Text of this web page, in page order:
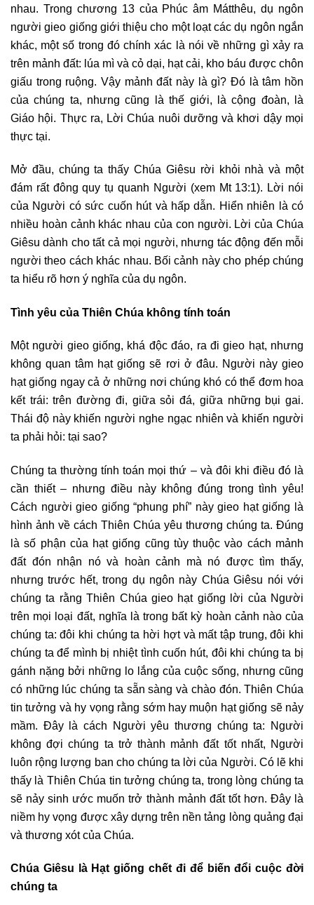
nhau. Trong chương 13 của Phúc âm Mátthêu, dụ ngôn
người gieo giống giới thiệu cho một loạt các dụ ngôn ngắn
khác, một số trong đó chính xác là nói về những gì xảy ra
trên mảnh đất: lúa mì và cỏ dại, hạt cải, kho báu được chôn
giấu trong ruộng. Vậy mảnh đất này là gì? Đó là tâm hồn
của chúng ta, nhưng cũng là thế giới, là cộng đoàn, là
Giáo hội. Thực ra, Lời Chúa nuôi dưỡng và khơi dậy mọi
thực tại.
Mở đầu, chúng ta thấy Chúa Giêsu rời khỏi nhà và một
đám rất đông quy tụ quanh Người (xem Mt 13:1). Lời nói
của Người có sức cuốn hút và hấp dẫn. Hiển nhiên là có
nhiều hoàn cảnh khác nhau của con người. Lời của Chúa
Giêsu dành cho tất cả mọi người, nhưng tác động đến mỗi
người theo cách khác nhau. Bối cảnh này cho phép chúng
ta hiểu rõ hơn ý nghĩa của dụ ngôn.
Tình yêu của Thiên Chúa không tính toán
Một người gieo giống, khá độc đáo, ra đi gieo hạt, nhưng
không quan tâm hạt giống sẽ rơi ở đâu. Người này gieo
hạt giống ngay cả ở những nơi chúng khó có thể đơm hoa
kết trái: trên đường đi, giữa sỏi đá, giữa những bụi gai.
Thái độ này khiến người nghe ngạc nhiên và khiến người
ta phải hỏi: tại sao?
Chúng ta thường tính toán mọi thứ – và đôi khi điều đó là
cần thiết – nhưng điều này không đúng trong tình yêu!
Cách người gieo giống “phung phí” này gieo hạt giống là
hình ảnh về cách Thiên Chúa yêu thương chúng ta. Đúng
là số phận của hạt giống cũng tùy thuộc vào cách mảnh
đất đón nhận nó và hoàn cảnh mà nó được tìm thấy,
nhưng trước hết, trong dụ ngôn này Chúa Giêsu nói với
chúng ta rằng Thiên Chúa gieo hạt giống lời của Người
trên mọi loại đất, nghĩa là trong bất kỳ hoàn cảnh nào của
chúng ta: đôi khi chúng ta hời hợt và mất tập trung, đôi khi
chúng ta để mình bị nhiệt tình cuốn hút, đôi khi chúng ta bị
gánh nặng bởi những lo lắng của cuộc sống, nhưng cũng
có những lúc chúng ta sẵn sàng và chào đón. Thiên Chúa
tin tưởng và hy vọng rằng sớm hay muộn hạt giống sẽ nảy
mầm. Đây là cách Người yêu thương chúng ta: Người
không đợi chúng ta trở thành mảnh đất tốt nhất, Người
luôn rộng lượng ban cho chúng ta lời của Người. Có lẽ khi
thấy là Thiên Chúa tin tưởng chúng ta, trong lòng chúng ta
sẽ nảy sinh ước muốn trở thành mảnh đất tốt hơn. Đây là
niềm hy vọng được xây dựng trên nền tảng lòng quảng đại
và thương xót của Chúa.
Chúa Giêsu là Hạt giống chết đi để biến đổi cuộc đời
chúng ta